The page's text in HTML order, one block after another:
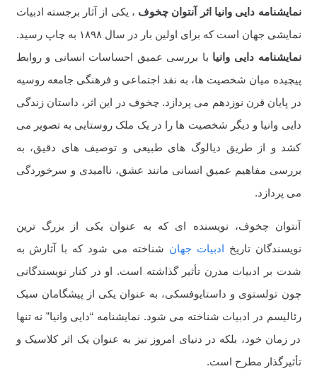
نمایشنامه دایی وانیا اثر آنتوان چخوف ، یکی از آثار برجسته ادبیات
نمایشی جهان است که برای اولین بار در سال ۱۸۹۸ به چاپ رسید.
نمایشنامه دایی وانیا با بررسی عمیق احساسات انسانی و روابط
پیچیده میان شخصیت ها، به نقد اجتماعی و فرهنگی جامعه روسیه
در پایان قرن نوزدهم می پردازد. چخوف در این اثر، داستان زندگی
دایی وانیا و دیگر شخصیت ها را در یک ملک روستایی به تصویر می
کشد و از طریق دیالوگ های طبیعی و توصیف های دقیق، به
بررسی مفاهیم عمیق انسانی مانند عشق، ناامیدی و سرخوردگی
می پردازد.
آنتوان چخوف، نویسنده ای که به عنوان یکی از بزرگ ترین
نویسندگان تاریخ ادبیات جهان شناخته می شود که با آثارش به
شدت بر ادبیات مدرن تأثیر گذاشته است. او در کنار نویسندگانی
چون تولستوی و داستایوفسکی، به عنوان یکی از پیشگامان سبک
رئالیسم در ادبیات شناخته می شود. نمایشنامه “دایی وانیا” نه تنها
در زمان خود، بلکه در دنیای امروز نیز به عنوان یک اثر کلاسیک و
تأثیرگذار مطرح است.